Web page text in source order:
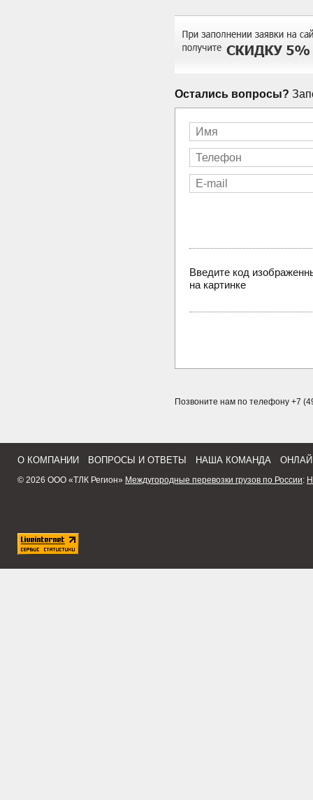
Остались вопросы?
Введите код
на картинке
Позвоните нам по телефону +7
О КОМПАНИИ ВОПРОСЫ И ОТВЕТЫ НАША КОМАНДА
© 2026 ООО «ТЛК Регион» Междугородные перевозки грузов по России: